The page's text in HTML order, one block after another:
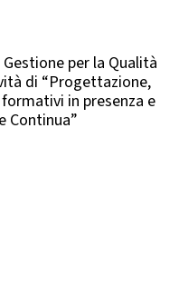
per la Qualità
di “Progettazione,
in presenza e
Continua”